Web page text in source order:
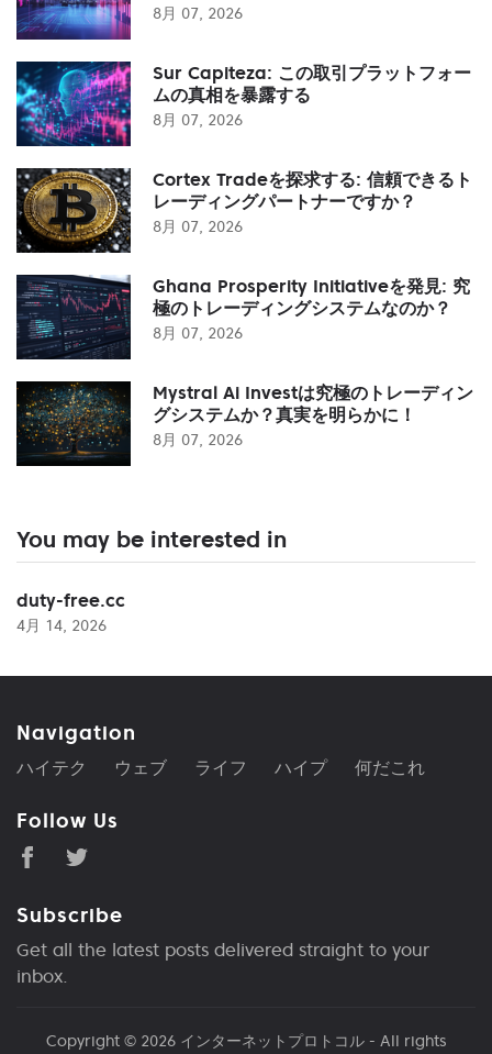
8月 07, 2026
Sur Capiteza: この取引プラットフォー
ムの真相を暴露する
8月 07, 2026
Cortex Tradeを探求する: 信頼できるト
レーディングパートナーですか？
8月 07, 2026
Ghana Prosperity Initiativeを発見: 究
極のトレーディングシステムなのか？
8月 07, 2026
Mystral Ai Investは究極のトレーディン
グシステムか？真実を明らかに！
8月 07, 2026
You may be interested in
duty-free.cc
4月 14, 2026
Navigation
ハイテク ウェブ ライフ ハイプ 何だこれ
Follow Us
Subscribe
Get all the latest posts delivered straight to your
inbox.
Copyright © 2026 インターネットプロトコル- All rights